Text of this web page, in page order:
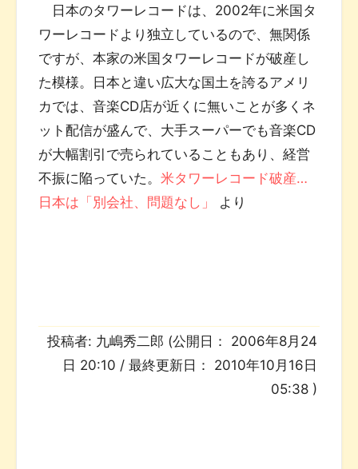
日本のタワーレコードは、2002年に米国タ
ワーレコードより独立しているので、無関係
ですが、本家の米国タワーレコードが破産し
た模様。日本と違い広大な国土を誇るアメリ
カでは、音楽CD店が近くに無いことが多くネ
ット配信が盛んで、大手スーパーでも音楽CD
が大幅割引で売られていることもあり、経営
不振に陥っていた。米タワーレコード破産…
日本は「別会社、問題なし」 より
投稿者: 九嶋秀二郎 (公開日： 2006年8月24
日 20:10 / 最終更新日： 2010年10月16日
05:38 )